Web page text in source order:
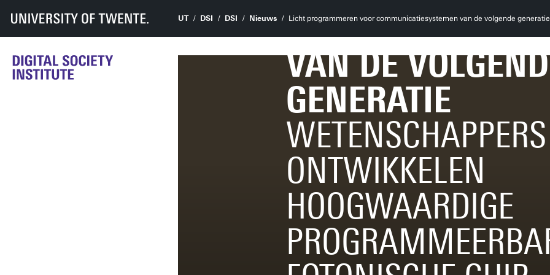
UT DSI DSI Nieuws
Licht programmeren voor communicatiesystemen van de volgende generatie
VAN DE
GENERATIE
WETENSCHAPPERS
ONTWIKKELEN
HOOGWAARDIGE